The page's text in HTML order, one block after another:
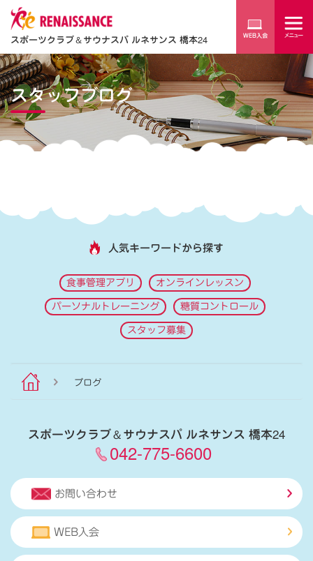
スポーツクラブ＆サウナスパ ルネサンス 橋本24
スタッフブログ
人気キーワードから探す
食事管理アプリ オンラインレッスン
パーソナルトレーニング 糖質コントロール
スタッフ募集
ブログ
スポーツクラブ＆サウナスパ ルネサンス 橋本24
042-775-6600
お問い合わせ
WEB入会